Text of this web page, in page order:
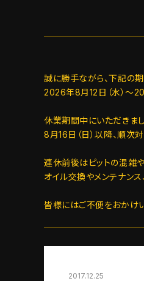
誠に勝手ながら、下記の
2026年8月12日（水）～
休業期間中にいただきま
8月16日（日）以降、順次
連休前後はピットの混雑
オイル交換やメンテナン
皆様にはご不便をおかけ
2017.12.25